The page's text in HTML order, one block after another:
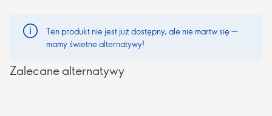
Ten produkt nie jest już dostępny, ale nie martw się —
mamy świetne alternatywy!
Zalecane alternatywy